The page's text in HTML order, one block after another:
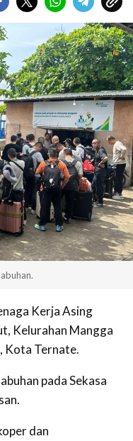
Kerja Asing
Kelurahan Mangga
Kota Ternate.
pada Sekasa
dan